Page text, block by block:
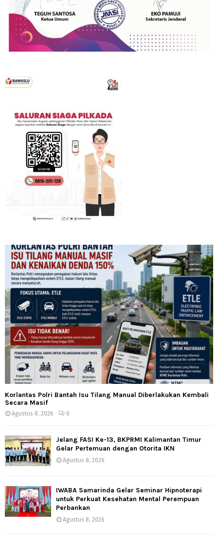
Korlantas Polri Bantah Isu Tilang Manual Diberlakukan Kembali
Secara Masif
Agustus 8, 2026 0
Jelang FASI Ke-13, BKPRMI Kalimantan Timur
Gelar Pertemuan dengan Otorita IKN
Agustus 8, 2026
IWABA Samarinda Gelar Seminar Hipnoterapi
untuk Perkuat Kesehatan Mental Perempuan
Perbankan
Agustus 8, 2026